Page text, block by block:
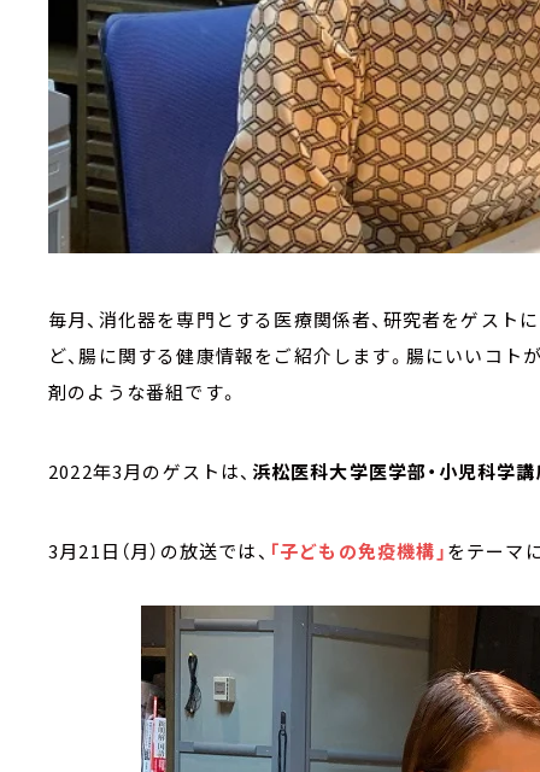
毎月、消化器を専門とする医療関係者、研究者をゲスト
ど、腸に関する健康情報をご紹介します。腸にいいコト
剤のような番組です。
2022年3月のゲストは、 浜松医科大学医学部・小児科学
3月21日（月）の放送では、 「子どもの免疫機構」をテーマ